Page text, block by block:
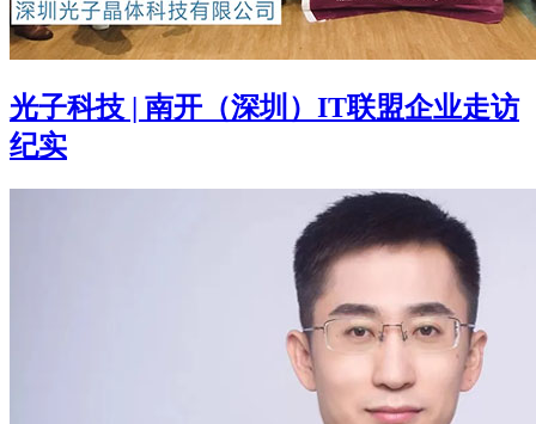
光子科技 | 南开（深圳）IT联盟企业走访
纪实